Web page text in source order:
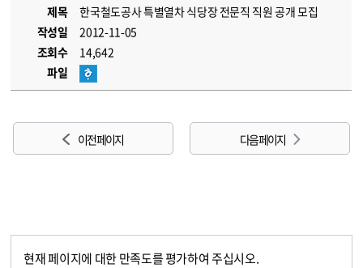
제목
한국철도공사 특별열차 식당장 전문직 직원 공개 모집
작성일
2012-11-05
조회수
14,642
파일
이전 페이지 다음 페이지
현재 페이지에 대한 만족도를 평가하여 주십시오.